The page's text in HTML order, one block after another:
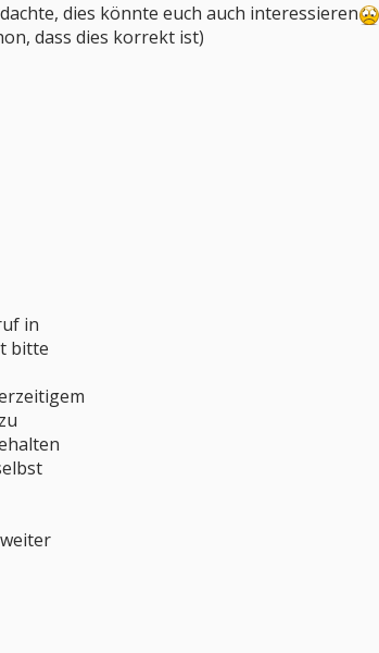
dies könnte euch auch interessieren
dass dies korrekt ist)
in
bitte